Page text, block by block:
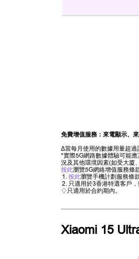
免費增值服務：來電顯示、
∆當每月使用的數據用量超過
*實際5G網路數據體驗可能
況及其他環境因素(如受大廈
按此瀏覽5G網絡增值服務條
按此瀏覽手機計劃服務條
只適用於3香港特選客戶，
♢只適用於合約期內。
Xiaomi 15